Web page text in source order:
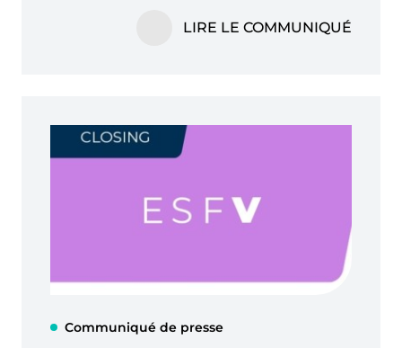
LIRE LE COMMUNIQUÉ
Communiqué de presse